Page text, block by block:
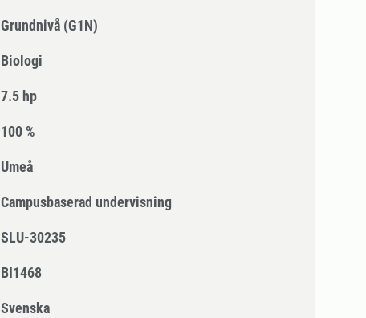
Grundnivå (G1N)
Biologi
7.5 hp
100 %
Umeå
Campusbaserad undervisning
SLU-30235
BI1468
Svenska